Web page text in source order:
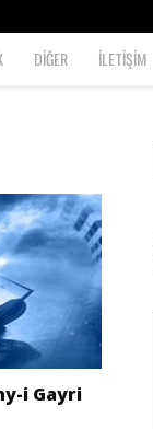
DİĞER İLETİŞİM
i Gayri